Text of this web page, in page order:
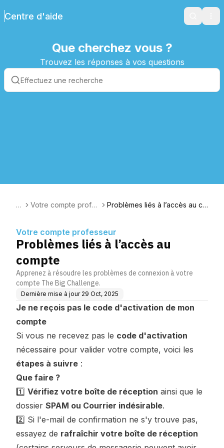
Centre d'aide Search
Que cherchez vous ?
Trouvez les réponses à vos questions
F
Votre compte profes
Problèmes liés à l’accès au co
Votre compte professeur
Problèmes liés à l’accès au
compte
Apprenez à résoudre les problèmes de connexion à votre
compte The Big Challenge.
Dernière mise à jour 29 Oct, 2025
Je ne reçois pas le code d'activation de mon
compte
Si vous ne recevez pas le code d'activation
nécessaire pour valider votre compte, voici les
étapes à suivre :
Que faire ?
1️⃣ Vérifiez votre boîte de réception ainsi que le
dossier SPAM ou Courrier indésirable.
2️⃣ Si l'e-mail de confirmation ne s'y trouve pas,
essayez de rafraîchir votre boîte de réception